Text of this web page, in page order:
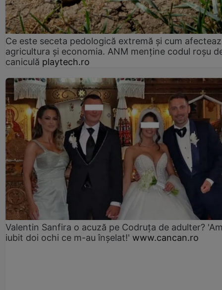
Ce este seceta pedologică extremă și cum
agricultura și economia. ANM menține codul roșu
caniculă playtech.ro
Valentin Sanfira o acuză pe Codruța de adulter?
iubit doi ochi ce m-au înșelat!' www.cancan.ro